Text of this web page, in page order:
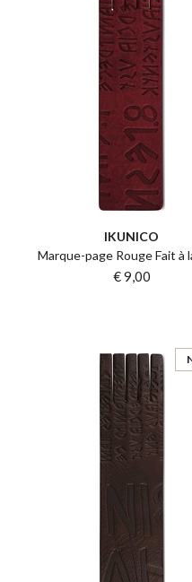
IKUNICO
Marque-page Rouge Fait à
€ 9,00